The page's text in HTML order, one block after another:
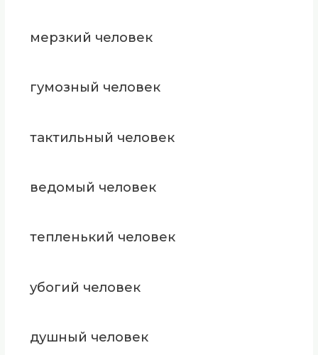
мерзкий человек
гумозный человек
тактильный человек
ведомый человек
тепленький человек
убогий человек
душный человек